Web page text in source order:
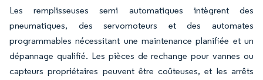
Les remplisseuses semi automatiques intègrent des
pneumatiques, des servomoteurs et des automates
programmables nécessitant une maintenance planifiée et un
dépannage qualifié. Les pièces de rechange pour vannes ou
capteurs propriétaires peuvent être coûteuses, et les arrêts